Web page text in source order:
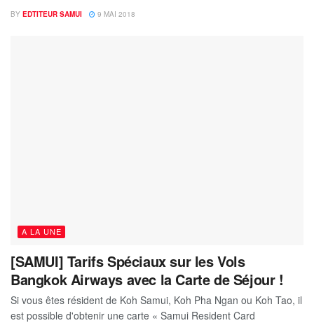
BY EDTITEUR SAMUI 9 MAI 2018
A LA UNE
[SAMUI] Tarifs Spéciaux sur les Vols
Bangkok Airways avec la Carte de Séjour !
Si vous êtes résident de Koh Samui, Koh Pha Ngan ou Koh Tao, il
est possible d'obtenir une carte « Samui Resident Card